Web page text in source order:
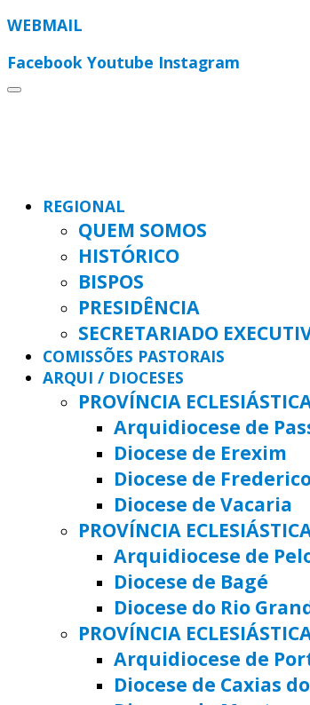
WEBMAIL
Facebook Youtube Instagram
REGIONAL
QUEM SOMOS
HISTÓRICO
BISPOS
PRESIDÊNCIA
SECRETARIADO
COMISSÕES PASTORAIS
ARQUI / DIOCESES
PROVÍNCIA
Arquidiocese de
Diocese de Erexim
Diocese de
Diocese de Vacaria
PROVÍNCIA
Arquidiocese de
Diocese de Bagé
Diocese do Rio
PROVÍNCIA
Arquidiocese de
Diocese de Caxias